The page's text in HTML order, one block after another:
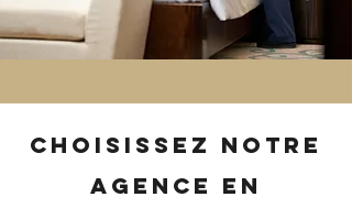
Choisissez notre
agence en